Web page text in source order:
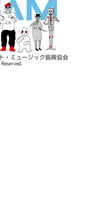
く表示
シー
・ミュージック振興協会
Reserved.